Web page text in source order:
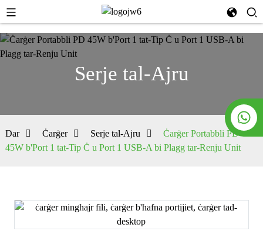
Serje tal-Ajru
Dar Ċarġer Serje tal-Ajru
Ċarġer Portabbli PD
45W b'Port 1 tat-Tip Ċ u Port 1 USB-A bi Plagg tar-Renju Unit